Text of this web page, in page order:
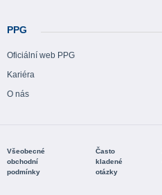
PPG
Oficiální web PPG
Kariéra
O nás
Všeobecné
obchodní
podmínky
Často
kladené
otázky